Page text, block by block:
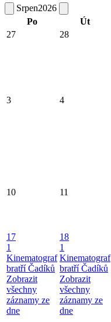
Srpen2026
Po
Út
27
28
3 4
10 11
17
1
Kinematograf
bratří Čadíků
Zobrazit
všechny
záznamy ze
dne
18
1
Kinematograf
bratří Čadíků
Zobrazit
všechny
záznamy ze
dne